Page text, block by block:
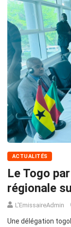
ACTUALITÉS
Le Togo
régionale
L'EmissaireAdmin
Une délégation